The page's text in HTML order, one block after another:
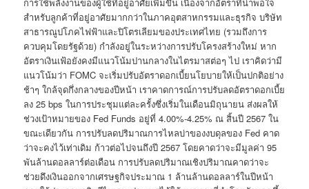
การใช้พลังงานของผู้ใช้ที่อยู่อาศัยเพิ่มขึ้น เนื่องจากอัตราที่น่าพอใจ
สำหรับลูกค้าที่อยู่อาศัยมากกว่าในภาคอุตสาหกรรมและธุรกิจ บริษัท
สาธารณูปโภคไฟฟ้าและปิโตรเลียมของประเทศไทย (รวมถึงการ
ควบคุมโดยรัฐด้วย) กำลังอยู่ในระหว่างการปรับโครงสร้างใหม่ หาก
อัตราเงินเฟ้อยังคงมีแนวโน้มปานกลางในไตรมาสต่อๆ ไป เราคิดว่ามี
แนวโน้มว่า FOMC จะเริ่มปรับอัตราดอกเบี้ยนโยบายให้เป็นปกติอย่าง
ช้าๆ ใกล้จุดกึ่งกลางของปีหน้า เราคาดการณ์การปรับลดอัตราดอกเบี้ย
ลง 25 bps ในการประชุมแต่ละครั้งซึ่งเริ่มในเดือนมิถุนายน ส่งผลให้
ช่วงเป้าหมายของ Fed Funds อยู่ที่ 4.00%-4.25% ณ สิ้นปี 2567 ใน
ขณะเดียวกัน การปรับลดปริมาณการไหลบ่าของงบดุลของ Fed คาด
ว่าจะคงไว้เท่าเดิม ก้าวต่อไปจนถึงปี 2567 โดยคาดว่าจะมีมูลค่า 95
พันล้านดอลลาร์ต่อเดือน การปรับลดปริมาณเชิงปริมาณคาดว่าจะ
ช่วยดึงเงินออกจากเศรษฐกิจประมาณ 1 ล้านล้านดอลลาร์ในปีหน้า